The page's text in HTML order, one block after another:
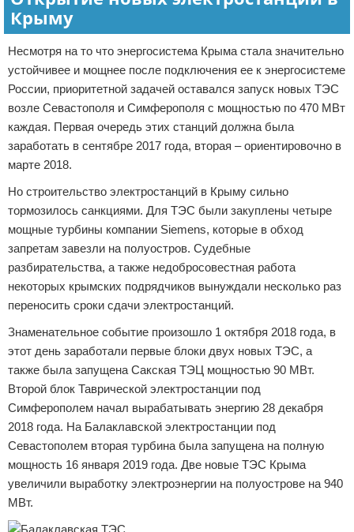
Крыму
Несмотря на то что энергосистема Крыма стала значительно
устойчивее и мощнее после подключения ее к энергосистеме
России, приоритетной задачей оставался запуск новых ТЭС
возле Севастополя и Симферополя с мощностью по 470 МВт
каждая. Первая очередь этих станций должна была
заработать в сентябре 2017 года, вторая – ориентировочно в
марте 2018.
Но строительство электростанций в Крыму сильно
тормозилось санкциями. Для ТЭС были закуплены четыре
мощные турбины компании Siemens, которые в обход
запретам завезли на полуостров. Судебные
разбирательства, а также недобросовестная работа
некоторых крымских подрядчиков вынуждали несколько раз
переносить сроки сдачи электростанций.
Знаменательное событие произошло 1 октября 2018 года, в
этот день заработали первые блоки двух новых ТЭС, а
также была запущена Сакская ТЭЦ мощностью 90 МВт.
Второй блок Таврической электростанции под
Симферополем начал вырабатывать энергию 28 декабря
2018 года. На Балаклавской электростанции под
Севастополем вторая турбина была запущена на полную
мощность 16 января 2019 года. Две новые ТЭС Крыма
увеличили выработку электроэнергии на полуострове на 940
МВт.